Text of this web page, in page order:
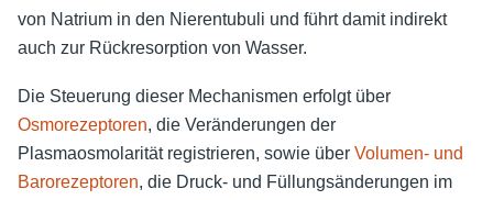
von Natrium in den Nierentubuli und führt damit indirekt
auch zur Rückresorption von Wasser.
Die Steuerung dieser Mechanismen erfolgt über
Osmorezeptoren, die Veränderungen der
Plasmaosmolarität registrieren, sowie über Volumen- und
Barorezeptoren, die Druck- und Füllungsänderungen im